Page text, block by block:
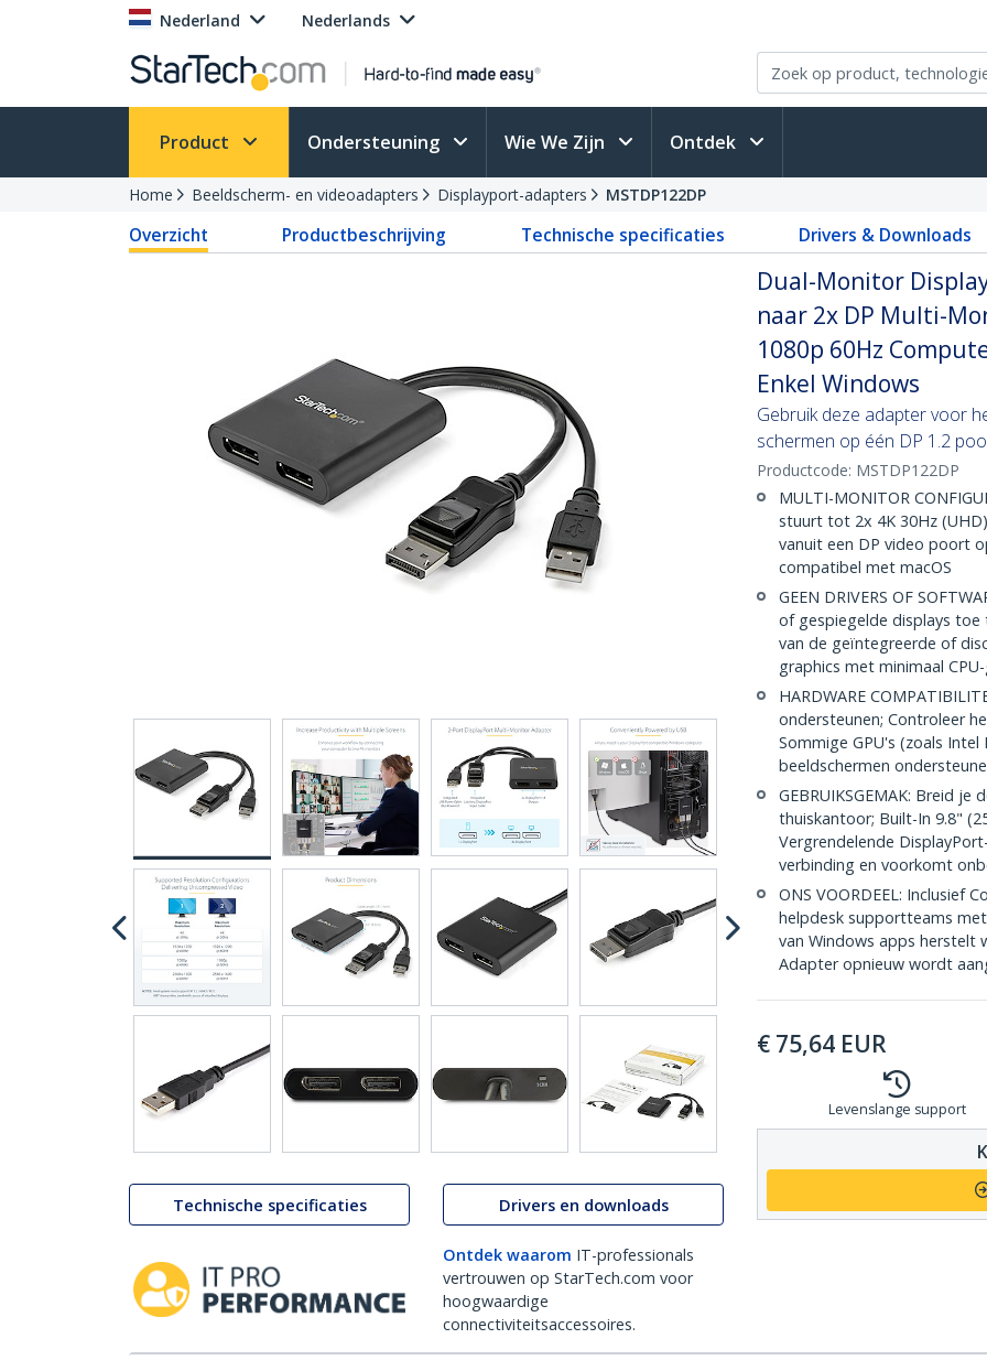
Nederland Nederlands
Product Ondersteuning Wie We Zijn Ontdek
Home Beeldscherm- en videoadapters Displayport-adapters MSTDP122DP
Overzicht Productbeschrijving Technische specificaties Drivers & Downloads
Technische specificaties Drivers en downloads
Ontdek waarom IT-professionals
vertrouwen op StarTech.com voor
hoogwaardige
connectiviteitsaccessoires.
Dual-Monitor
naar 2x DP Multi-
1080p 60Hz
Enkel Windows
Gebruik deze adapter voor
schermen op één DP 1.2
Productcode: MSTDP122DP
MULTI-MONITOR
stuurt tot 2x 4K 30Hz
vanuit een DP video poort
compatibel met macOS
GEEN DRIVERS OF
of gespiegelde displays toe
van de geïntegreerde of
graphics met minimaal
HARDWARE
ondersteunen; Controleer
Sommige GPU's (zoals
beeldschermen
GEBRUIKSGEMAK: Breid
thuiskantoor; Built-In 9.8"
Vergrendelende
verbinding en voorkomt
ONS VOORDEEL: Inclusief
helpdesk supportteams
van Windows apps herstelt
Adapter opnieuw wordt
€ 75,64 EUR
Levenslange support